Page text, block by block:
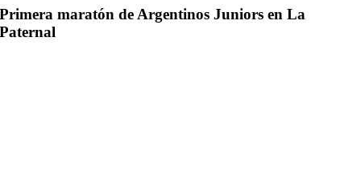
Primera maratón de Argentinos Juniors en La
Paternal